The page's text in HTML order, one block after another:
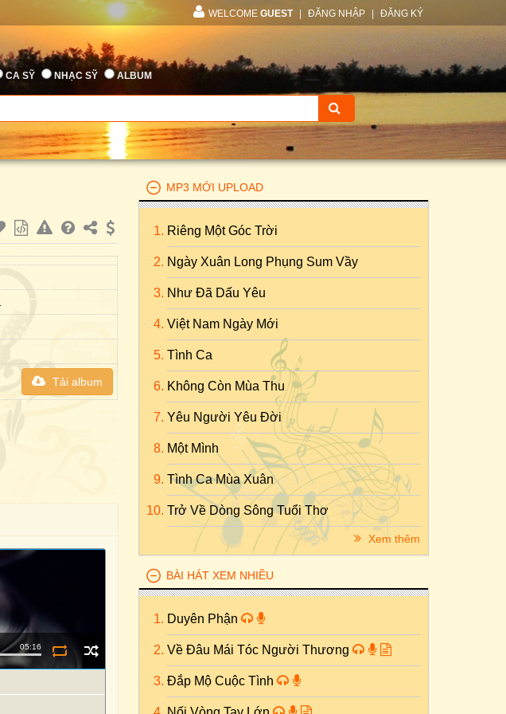
WELCOME GUEST ĐĂNG NHẬP ĐĂNG KÝ
CA SỸ NHẠC SỸ ALBUM
Tải album
05:16
MP3 MỚI UPLOAD
Riêng Một Góc Trời
Ngày Xuân Long Phụng Sum Vầy
Như Đã Dấu Yêu
Việt Nam Ngày Mới
Tình Ca
Không Còn Mùa Thu
Yêu Người Yêu Đời
Một Mình
Tình Ca Mùa Xuân
Trở Về Dòng Sông Tuổi Thơ
Xem thêm
BÀI HÁT XEM NHIỀU
Duyên Phận
Về Đâu Mái Tóc Người Thương
Đắp Mộ Cuộc Tình